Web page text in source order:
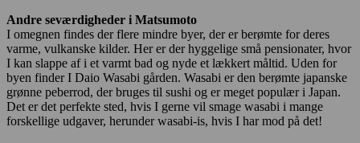
Andre seværdigheder i Matsumoto
I omegnen findes der flere mindre byer, der er berømte for deres
varme, vulkanske kilder. Her er der hyggelige små pensionater, hvor
I kan slappe af i et varmt bad og nyde et lækkert måltid. Uden for
byen finder I Daio Wasabi gården. Wasabi er den berømte japanske
grønne peberrod, der bruges til sushi og er meget populær i Japan.
Det er det perfekte sted, hvis I gerne vil smage wasabi i mange
forskellige udgaver, herunder wasabi-is, hvis I har mod på det!